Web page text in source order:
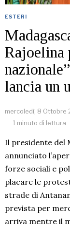
ESTERI
Rajoelina
lancia un
mercoledì, 8 Ottobre
1 minuto di lettura
Il presidente del
annunciato
forze sociali e
placare le
strade di
prevista per
arriva mentre il